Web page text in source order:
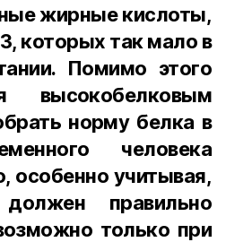
жирные кислоты,
которых так мало в
Помимо этого
высокобелковым
норму белка в
человека
особенно учитывая,
правильно
только при